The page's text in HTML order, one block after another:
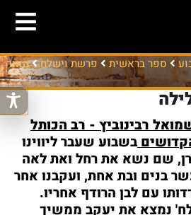
ספר בראשית פרשת וישלח
האור
רבינוביץ - רב הכותל
בשבוע שעבר ליווינו
שם נשא את רחל ואת לאה
בנים ובת אחת, ועקבנו אחר
עם לבן הרודף אחריו.
נמצא את יעקב ממשיך